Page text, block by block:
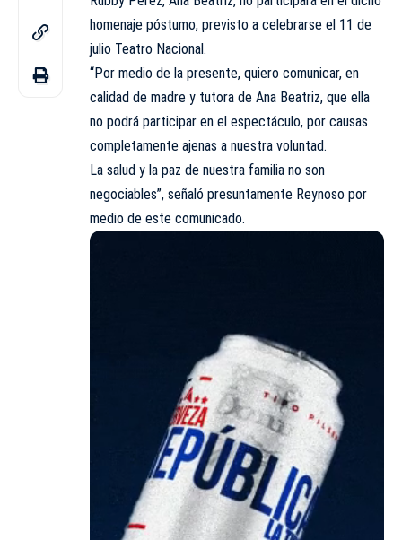
homenaje póstumo, previsto a celebrarse el 11 de
julio Teatro Nacional.
“Por medio de la presente, quiero comunicar, en
calidad de madre y tutora de Ana Beatriz, que ella
no podrá participar en el espectáculo, por causas
completamente ajenas a nuestra voluntad.
La salud y la paz de nuestra familia no son
negociables”, señaló presuntamente Reynoso por
medio de este comunicado.